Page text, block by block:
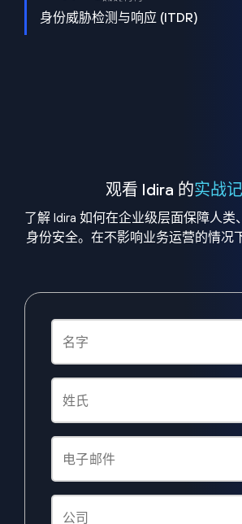
身份威胁检测与响应 (ITDR)
观看 Idira 的实战
了解 Idira 如何在企业级层面保障人类
身份安全。在不影响业务运营的情况